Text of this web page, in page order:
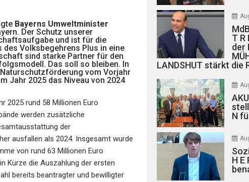
Bayerns Umweltminister
Der Schutz unserer
und ist für die
Volksbegehrens Plus in eine
sind starke Partner für den
Das soll so bleiben. In
vom Vorjahr
Jahr 2025 das Niveau von 2024
2025 rund 58 Millionen Euro
werden zusätzliche
der
ausfallen als 2024. Insgesamt wurde
von rund 63 Millionen Euro
Kürze die Auszahlung der ersten
bereits beantragter und bewilligter
T R
der
LANDSHUT stärkt die
N
H E